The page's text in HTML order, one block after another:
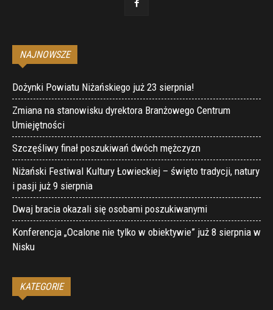
NAJNOWSZE
Dożynki Powiatu Niżańskiego już 23 sierpnia!
Zmiana na stanowisku dyrektora Branżowego Centrum
Umiejętności
Szczęśliwy finał poszukiwań dwóch mężczyzn
Niżański Festiwal Kultury Łowieckiej – święto tradycji, natury
i pasji już 9 sierpnia
Dwaj bracia okazali się osobami poszukiwanymi
Konferencja „Ocalone nie tylko w obiektywie” już 8 sierpnia w
Nisku
KATEGORIE